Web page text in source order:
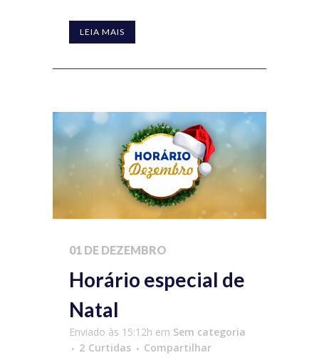
LEIA MAIS
01 DE DEZEMBRO
Horário especial de
Natal
Enviado às 15:12h em Sem categoria
2 Curtidas Compartilhar